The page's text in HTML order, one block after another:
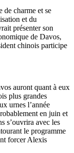
de charme et se
et du
présenter son
de Davos,
chinois participe
auront quant à eux
plus grandes
urnes l’année
en juin et
s’ouvrira avec les
le programme
forcer Alexis